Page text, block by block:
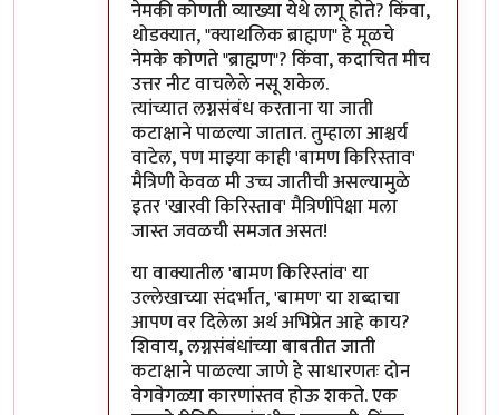
नेमकी कोणती व्याख्या येथे लागू होते? किंवा,
थोडक्यात, "क्याथलिक ब्राह्मण" हे मूळचे
नेमके कोणते "ब्राह्मण"? किंवा, कदाचित मीच
उत्तर नीट वाचलेले नसू शकेल.
त्यांच्यात लग्नसंबंध करताना या जाती
कटाक्षाने पाळल्या जातात. तुम्हाला आश्चर्य
वाटेल, पण माझ्या काही 'बामण किरिस्ताव'
मैत्रिणी केवळ मी उच्च जातीची असल्यामुळे
इतर 'खारवी किरिस्ताव' मैत्रिणींपेक्षा मला
जास्त जवळची समजत असत!
या वाक्यातील 'बामण किरिस्तांव' या
उल्लेखाच्या संदर्भात, 'बामण' या शब्दाचा
आपण वर दिलेला अर्थ अभिप्रेत आहे काय?
शिवाय, लग्नसंबंधांच्या बाबतीत जाती
कटाक्षाने पाळल्या जाणे हे साधारणतः दोन
वेगवेगळ्या कारणांस्तव होऊ शकते. एक